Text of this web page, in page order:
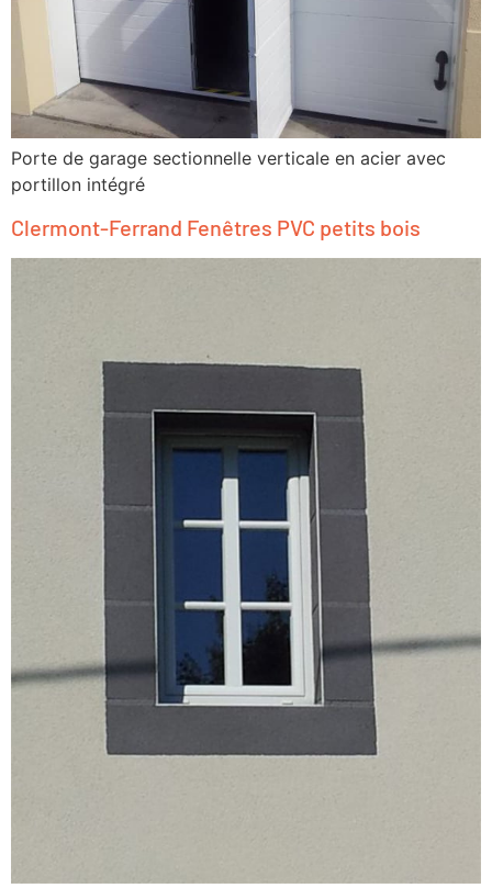
Porte de garage sectionnelle verticale en acier avec
portillon intégré
Clermont-Ferrand Fenêtres PVC petits bois